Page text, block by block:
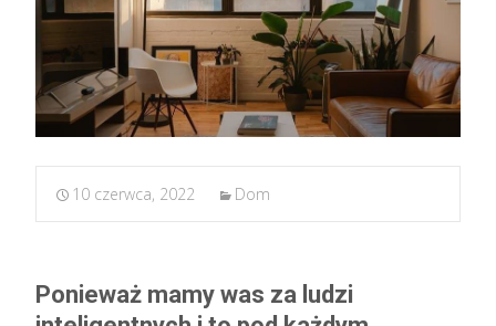
10 czerwca, 2022 Dom
Ponieważ mamy was za ludzi